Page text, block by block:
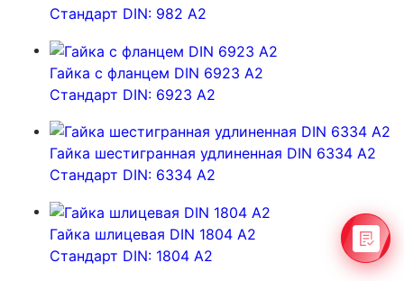
Стандарт DIN: 982 A2
Гайка с фланцем DIN 6923 А2
Стандарт DIN: 6923 А2
Гайка шестигранная удлиненная DIN 6334 А2
Стандарт DIN: 6334 А2
Гайка шлицевая DIN 1804 A2
Стандарт DIN: 1804 A2